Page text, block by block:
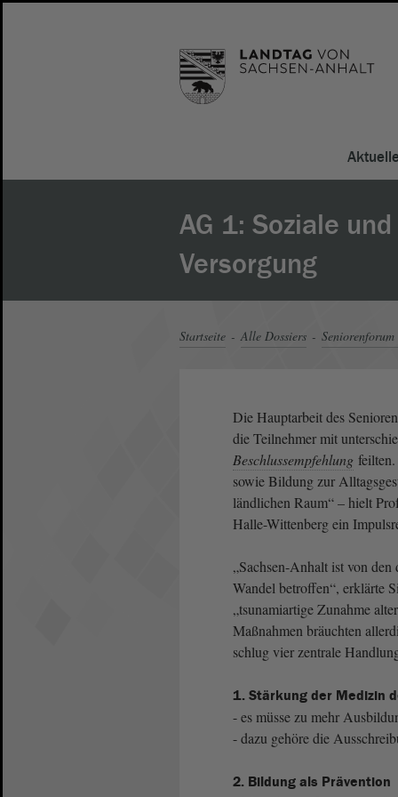
AG 1: Soziale
Versorgung
Startseite Alle Dossiers
Die Hauptarbeit des
die Teilnehmer mit
Beschlussempfehlung
sowie Bildung zur
ländlichen Raum“ – hielt
Halle-Wittenberg ein
„Sachsen-Anhalt ist von
Wandel betroffen“, erklärte
„tsunamiartige Zunahme
Maßnahmen bräuchten
schlug vier zentrale
1. Stärkung der Medizin
- es müsse zu mehr
- dazu gehöre die
2. Bildung als Prävention